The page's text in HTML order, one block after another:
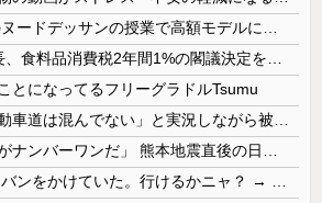
とになってるフリーグラドルTsumu